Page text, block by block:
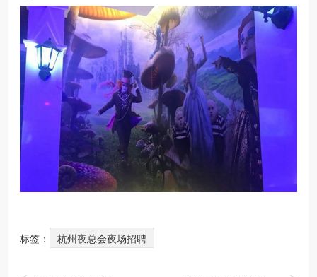
标签： 杭州夜总会夜场招聘